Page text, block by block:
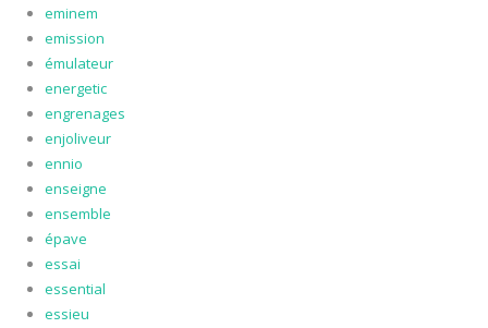
eminem
emission
émulateur
energetic
engrenages
enjoliveur
ennio
enseigne
ensemble
épave
essai
essential
essieu